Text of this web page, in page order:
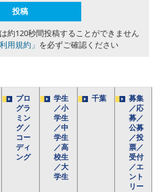
約120秒間投稿することができません
利用規約」 を必ずご確認ください
プロ
グラ
ミン
グ／
コー
ディ
ング
学生
／小
学生
／中
学生
／高
校生
／大
学生
千葉
募集
／応
募／
公募
／投
票／
受付
／エ
ント
リー